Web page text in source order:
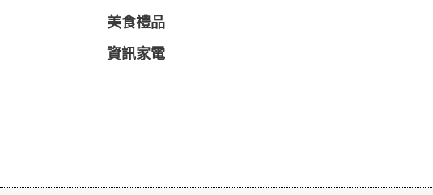
美食禮品
資訊家電